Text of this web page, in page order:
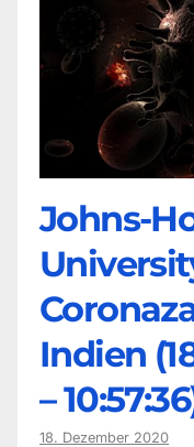
Johns-
Indien
–
18. Dezember 2020